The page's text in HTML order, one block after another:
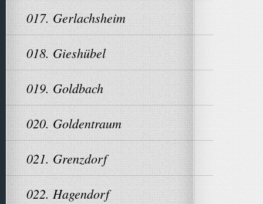
017. Gerlachsheim
018. Gieshübel
019. Goldbach
020. Goldentraum
021. Grenzdorf
022. Hagendorf